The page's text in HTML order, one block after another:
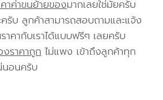
าค่าขนย้ายของมากเลยใช่มั้ยครับ
รับ ลูกค้าสามารถสอบถามและแจ้ง
าคากับเราได้แบบฟรีๆ เลยครับ
ราคาถูกไม่แพง เข้าถึงลูกค้าทุก
นอนครับ